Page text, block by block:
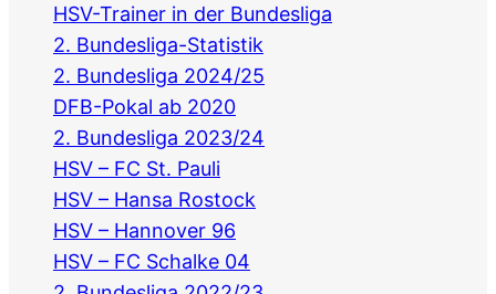
HSV-Trainer in der Bundesliga
2. Bundesliga-Statistik
2. Bundesliga 2024/25
DFB-Pokal ab 2020
2. Bundesliga 2023/24
HSV – FC St. Pauli
HSV – Hansa Rostock
HSV – Hannover 96
HSV – FC Schalke 04